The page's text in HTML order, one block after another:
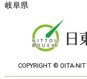
岐阜県
COPYRIGHT © OITA-